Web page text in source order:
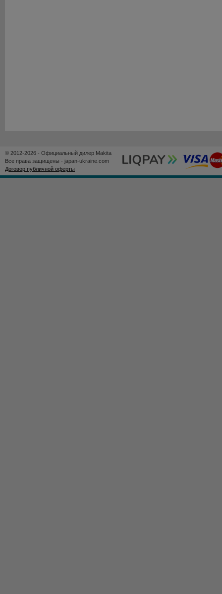
© 2012-2026 - Официальный дилер Makita
Все права защищены - japan-ukraine.com
Договор публичной оферты